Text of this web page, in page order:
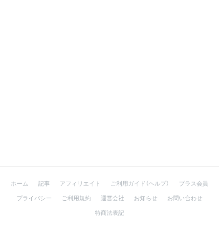
ホーム 記事 アフィリエイト ご利用ガイド（ヘルプ）
プラス会員
プライバシー
ご利用規約 運営会社 お知らせ
お問い合わせ
特商法表記